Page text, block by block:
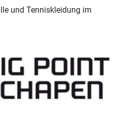
und Tenniskleidung im